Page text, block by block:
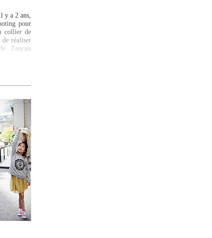
y a 2 ans,
pour
collier de
réaliser
J'aurais